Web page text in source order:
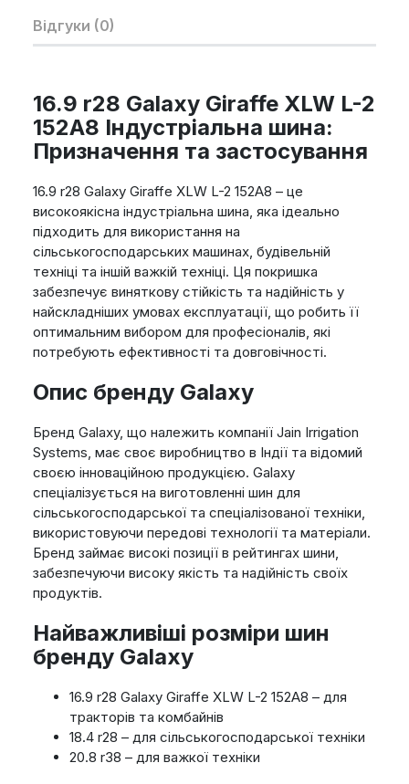
Відгуки (0)
16.9 r28 Galaxy Giraffe XLW L-2
152A8 Індустріальна шина:
Призначення та застосування
16.9 r28 Galaxy Giraffe XLW L-2 152A8 – це
високоякісна індустріальна шина, яка ідеально
підходить для використання на
сільськогосподарських машинах, будівельній
техніці та іншій важкій техніці. Ця покришка
забезпечує виняткову стійкість та надійність у
найскладніших умовах експлуатації, що робить її
оптимальним вибором для професіоналів, які
потребують ефективності та довговічності.
Опис бренду Galaxy
Бренд Galaxy, що належить компанії Jain Irrigation
Systems, має своє виробництво в Індії та відомий
своєю інноваційною продукцією. Galaxy
спеціалізується на виготовленні шин для
сільськогосподарської та спеціалізованої техніки,
використовуючи передові технології та матеріали.
Бренд займає високі позиції в рейтингах шини,
забезпечуючи високу якість та надійність своїх
продуктів.
Найважливіші розміри шин
бренду Galaxy
16.9 r28 Galaxy Giraffe XLW L-2 152A8 – для
тракторів та комбайнів
18.4 r28 – для сільськогосподарської техніки
20.8 r38 – для важкої техніки